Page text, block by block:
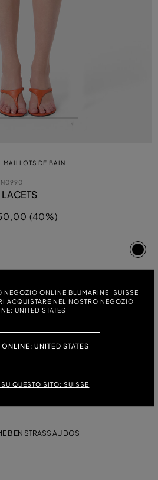
NEGOZIO ONLINE BLUMARINE: SUISSE
ACQUISTARE NEL NOSTRO NEGOZIO
UNITED STATES.
UNITED STATES
QUESTO SITO: SUISSE
MAILLOTS DE BAIN
(40%)
AU DOS.
B EN STRASS AU DOS